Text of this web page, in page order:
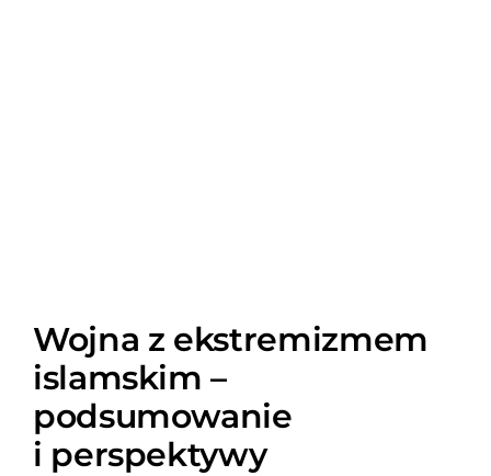
Wojna z ekstremizmem
islamskim –
podsumowanie
i perspektywy